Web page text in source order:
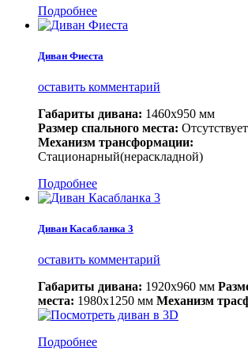
Подробнее
Диван Фиеста
оставить комментарий
Габариты дивана: 1460х950 мм
Размер спального места: Отсутствует
Механизм трансформации:
Стационарный(нераскладной)
Подробнее
Диван Касабланка 3
оставить комментарий
Габариты дивана: 1920х960 мм
места: 1980х1250 мм Механизм
Подробнее